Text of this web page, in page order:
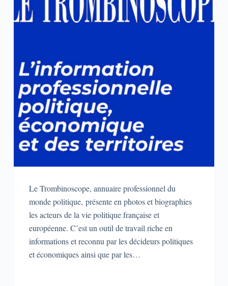
Le Trombinoscope, annuaire professionnel du
monde politique, présente en photos et biographies
les acteurs de la vie politique française et
européenne. C’est un outil de travail riche en
informations et reconnu par les décideurs politiques
et économiques ainsi que par les…